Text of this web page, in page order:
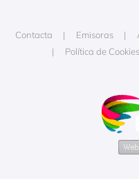
Contacta Emisoras
Política de Cookies